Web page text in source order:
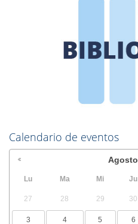
Calendario de eventos
Agosto
Lu Ma Mi Ju
27 28 29 30
3 4 5 6